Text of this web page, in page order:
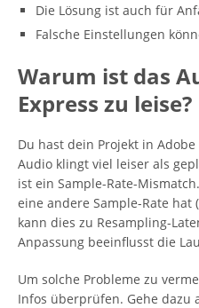
Die Lösung ist auch für
Falsche Einstellungen
Warum ist das
Express zu leise?
Du hast dein Projekt in
Audio klingt viel leiser als
ist ein Sample-Rate-
eine andere Sample-Rate hat
kann dies zu Resampling-
Anpassung beeinflusst die
Um solche Probleme zu
Infos überprüfen. Gehe dazu